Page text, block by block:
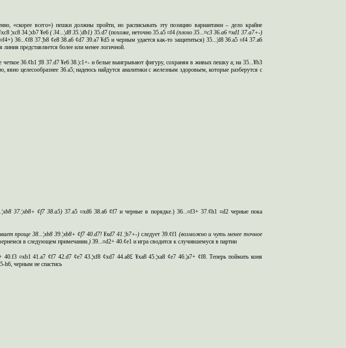
«скорее всего») пешки должны пройти, но расписывать эту позицию вариантами – дело крайне
xc8 ¦xc8 34.¦xb7 ¥e6( 34...¦d8 35.¦db1) 35.d7 (похоже, неточно 35.a5 ¤f4 (плохо 35...¤c3 36.a6 ¤xd1 37.a7+-)
f4+) 36...¢f8 37.¦b8 ¢e8 38.a6 ¢d7 39.a7 ¥d5 и черным удается как-то защититься) 35...¦d8 36.a5 ¤f4 37.a6
линия представляется более или менее логичной.
четкое 36.¢h1 ¦f8 37.d7 ¥e6 38.¦c1+- и белые выигрывают фигуру, сохраняя в живых пешкуa; на 35...¥b3
явно целесообразнее 36.a5;надеюсь найдутся аналитики с железным здоровьем, которые разберутся с
xb8 37.¦xb8+ ¢f7 38.a5) 37.a5 ¤xd6 38.a6 ¢f7 и черные в порядке.) 36...¤f3+ 37.¢h1 ¤d2 черные пока
проще 38...¦xb8 39.¦xb8+ ¢f7 40.d7! ¥xd7 41.¦b7+-) следует 39.¢f1 (возможно и чутьменее точное
в следующем примечании.) 39...¤d2+ 40.¢e1 и игра сводится к случившемуся в партии
40.f3 ¤xb1 41.a7 ¢f7 42.d7 ¢e7 43.¦xf8 ¢xd7 44.a8£ ¥xa8 45.¦xa8 ¢e7 46.¦a7+ ¢f8. Теперь поймать коня
5-h6, черным не спастись